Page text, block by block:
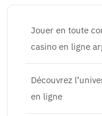
Jouer en toute
casino en ligne
Découvrez
en ligne